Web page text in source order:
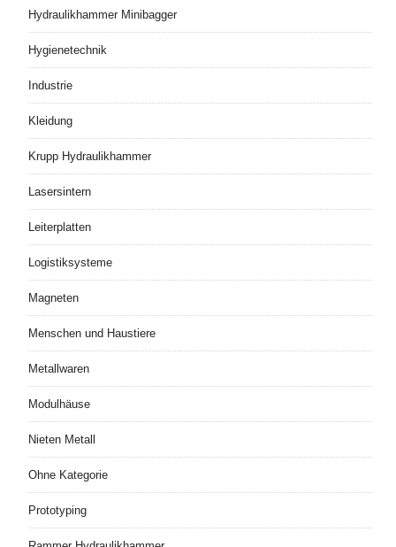
Hydraulikhammer Minibagger
Hygienetechnik
Industrie
Kleidung
Krupp Hydraulikhammer
Lasersintern
Leiterplatten
Logistiksysteme
Magneten
Menschen und Haustiere
Metallwaren
Modulhäuse
Nieten Metall
Ohne Kategorie
Prototyping